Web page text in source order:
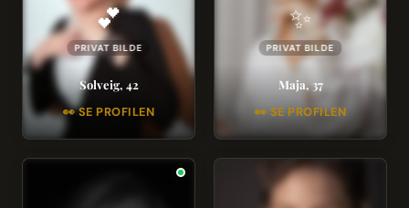
💕
PRIVAT BILDE
Solveig, 42
👀 SE PROFILEN
✨
PRIVAT BILDE
Maja, 37
👀 SE PROFILEN